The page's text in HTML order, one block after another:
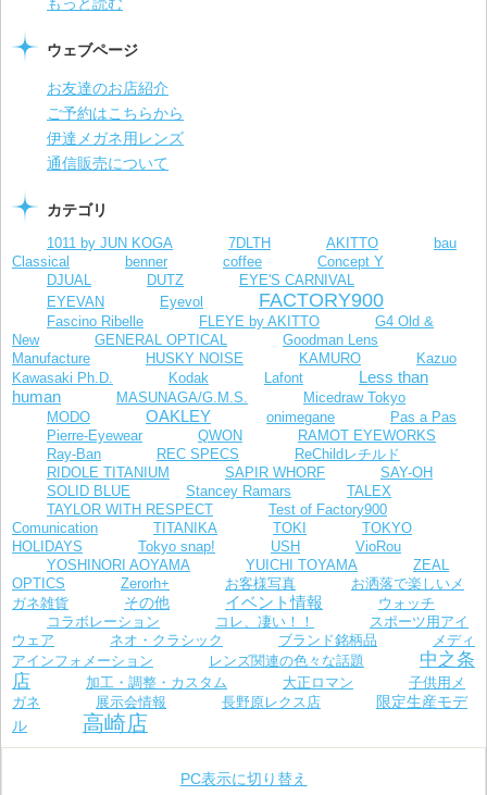
ウェブページ
お友達のお店紹介
ご予約はこちらから
伊達メガネ用レンズ
通信販売について
カテゴリ
1011 by JUN KOGA 7DLTH AKITTO
bau
Classical
benner coffee Concept Y
DJUAL DUTZ
EYE'S CARNIVAL
EYEVAN
Eyevol FACTORY900
Fascino Ribelle FLEYE by AKITTO
G4 Old &
New
GENERAL OPTICAL
Goodman Lens
Manufacture
HUSKY NOISE KAMURO
Kazuo
Kawasaki Ph.D.
Kodak Lafont
Less than
human
MASUNAGA/G.M.S.
Micedraw Tokyo
MODO
OAKLEY onimegane
Pas a Pas
Pierre-Eyewear
QWON
RAMOT EYEWORKS
Ray-Ban
REC SPECS
ReChildレチルド
RIDOLE TITANIUM
SAPIR WHORF
SAY-OH
SOLID BLUE
Stancey Ramars TALEX
TAYLOR WITH RESPECT
Test of Factory900
Comunication
TITANIKA TOKI
TOKYO
HOLIDAYS
Tokyo snap! USH VioRou
YOSHINORI AOYAMA YUICHI TOYAMA
ZEAL
OPTICS
Zerorh+ お客様写真
お洒落で楽しいメ
ガネ雑貨
その他 イベント情報
ウォッチ
コラボレーション
コレ、凄い！！
スポーツ用アイ
ウェア
ネオ・クラシック ブランド銘柄品
メディ
アインフォメーション
レンズ関連の色々な話題
中之条
店
加工・調整・カスタム 大正ロマン
子供用メ
ガネ
展示会情報 長野原レクス店
限定生産モデ
ル
高崎店
PC表示に切り替え